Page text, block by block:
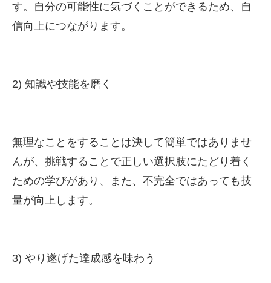
す。自分の可能性に気づくことができるため、自
信向上につながります。
2) 知識や技能を磨く
無理なことをすることは決して簡単ではありませ
んが、挑戦することで正しい選択肢にたどり着く
ための学びがあり、また、不完全ではあっても技
量が向上します。
3) やり遂げた達成感を味わう